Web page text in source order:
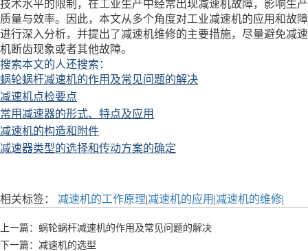
技术水平的限制，在工业生产中经常出现减速机故障，影响生产
质量与效率。因此，本文从多个角度对工业减速机的应用和故障
进行深入分析，并提出了减速机维修的主要措施，尽量避免减速
机断齿现象或者其他故障。
搜索本文的人还搜索：
蜗轮蜗杆减速机的作用及常见问题的解决
减速机点检要点
常用减速器的形式、特点及应用
减速机的构造和附件
减速器类型的选择和传动方案的确定
相关标签： 减速机的工作原理|减速机的应用 |减速机的维修|
上一篇：蜗轮蜗杆减速机的作用及常见问题的解决
下一篇：减速机的选型